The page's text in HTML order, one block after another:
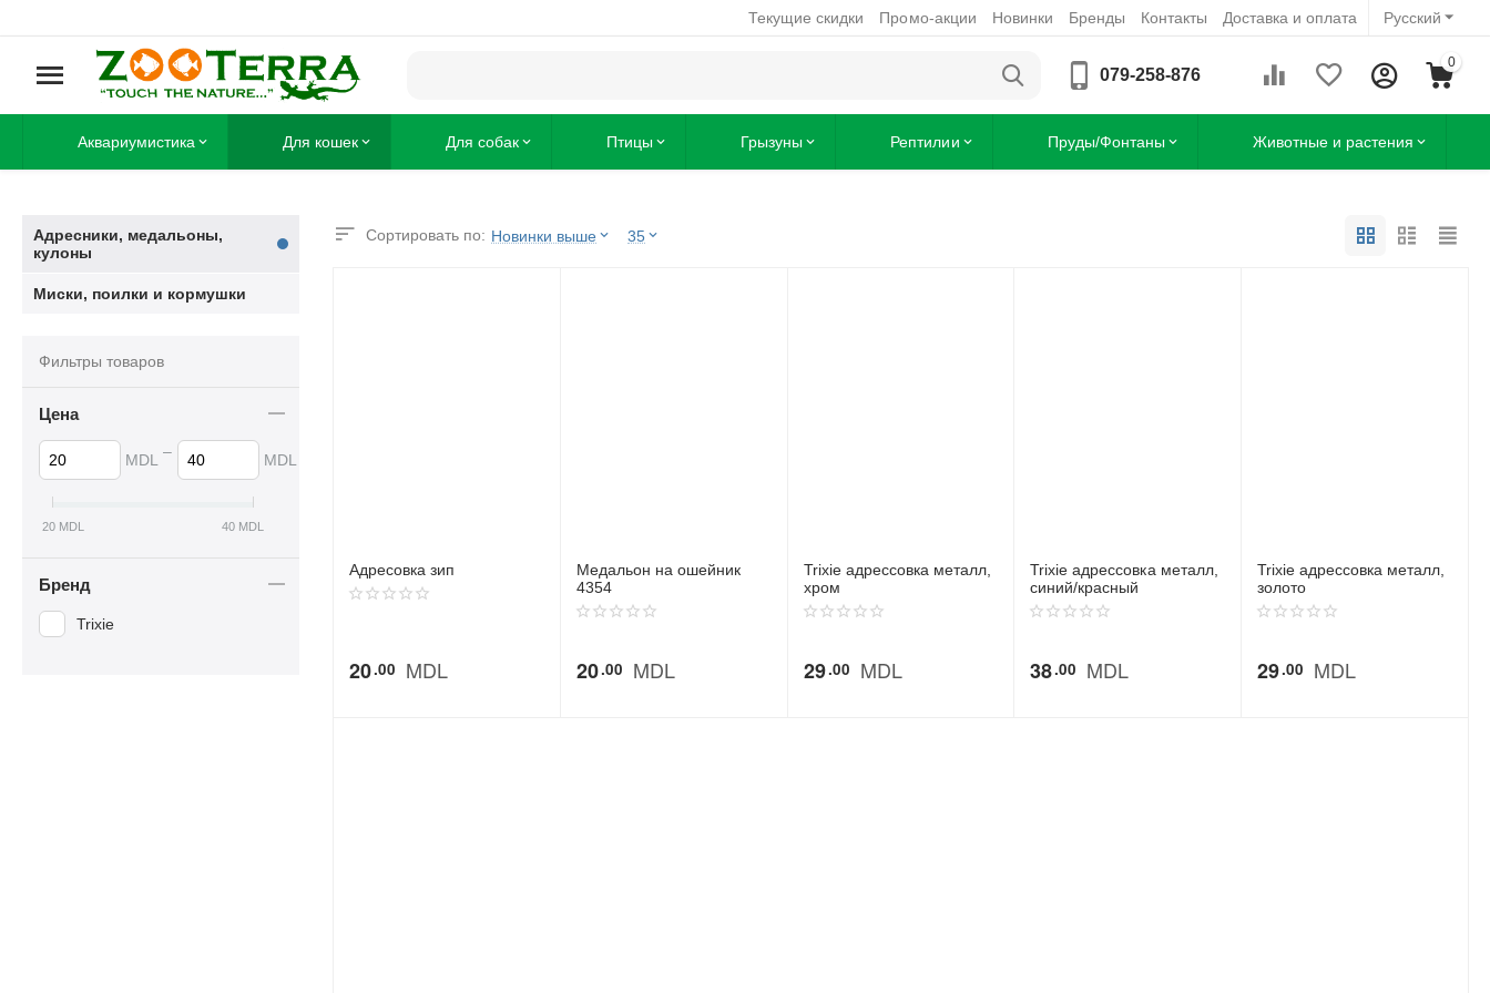
Русский
Текущие скидки Промо-акции Новинки Бренды Контакты Доставка и оплата
079-258-876
0
Аквариумистика Для кошек Для собак Птицы Грызуны Рептилии Пруды/Фонтаны Животные и растения
Сортировать по: Новинки выше 35
Адресовка зип
20 00 MDL
Медальон на ошейник
4354
20 00 MDL
Trixie адрессовка металл,
хром
29 00 MDL
Trixie адрессовка металл,
синий/красный
38 00 MDL
Trixie адрессовка металл,
золото
29 00 MDL
Адресники, медальоны,
кулоны
Миски, поилки и кормушки
Фильтры товаров
Цена
MDL – MDL
20 MDL 40MDL
Бренд
Trixie